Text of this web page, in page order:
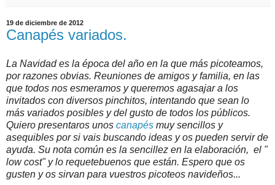
19 de diciembre de 2012
Canapés variados.
La Navidad es la época del año en la que más picoteamos,
por razones obvias. Reuniones de amigos y familia, en las
que todos nos esmeramos y queremos agasajar a los
invitados con diversos pinchitos, intentando que sean lo
más variados posibles y del gusto de todos los públicos.
Quiero presentaros unos canapés muy sencillos y
asequibles por si vais buscando ideas y os pueden servir de
ayuda. Su nota común es la sencillez en la elaboración, el "
low cost" y lo requetebuenos que están. Espero que os
gusten y os sirvan para vuestros picoteos navideños...